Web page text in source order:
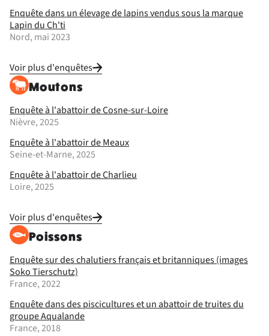
Enquête dans un élevage de lapins vendus sous la marque
Lapin du Ch'ti
Nord, mai 2023
Voir plus d'enquêtes
Moutons
Enquête à l'abattoir de Cosne-sur-Loire
Nièvre, 2025
Enquête à l'abattoir de Meaux
Seine-et-Marne, 2025
Enquête à l'abattoir de Charlieu
Loire, 2025
Voir plus d'enquêtes
Poissons
Enquête sur des chalutiers français et britanniques (images
Soko Tierschutz)
France, 2022
Enquête dans des piscicultures et un abattoir de truites du
groupe Aqualande
France, 2018